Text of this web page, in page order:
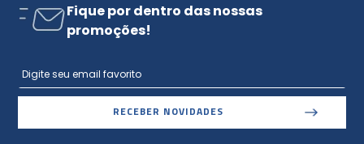
Fique por dentro das nossas
promoções!
RECEBER NOVIDADES